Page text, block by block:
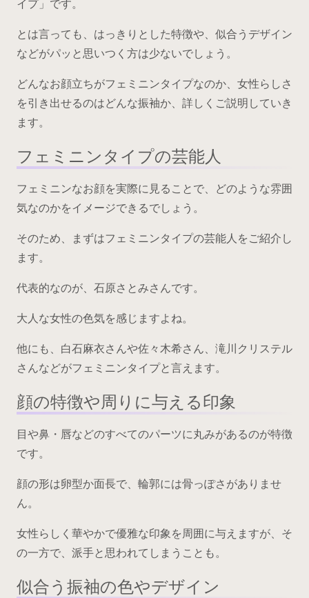
イプ」です。
とは言っても、はっきりとした特徴や、似合うデザイン
などがパッと思いつく方は少ないでしょう。
どんなお顔立ちがフェミニンタイプなのか、女性らしさ
を引き出せるのはどんな振袖か、詳しくご説明していき
ます。
フェミニンタイプの芸能人
フェミニンなお顔を実際に見ることで、どのような雰囲
気なのかをイメージできるでしょう。
そのため、まずはフェミニンタイプの芸能人をご紹介し
ます。
代表的なのが、石原さとみさんです。
大人な女性の色気を感じますよね。
他にも、白石麻衣さんや佐々木希さん、滝川クリステル
さんなどがフェミニンタイプと言えます。
顔の特徴や周りに与える印象
目や鼻・唇などのすべてのパーツに丸みがあるのが特徴
です。
顔の形は卵型か面長で、輪郭には骨っぽさがありませ
ん。
女性らしく華やかで優雅な印象を周囲に与えますが、そ
の一方で、派手と思われてしまうことも。
似合う振袖の色やデザイン